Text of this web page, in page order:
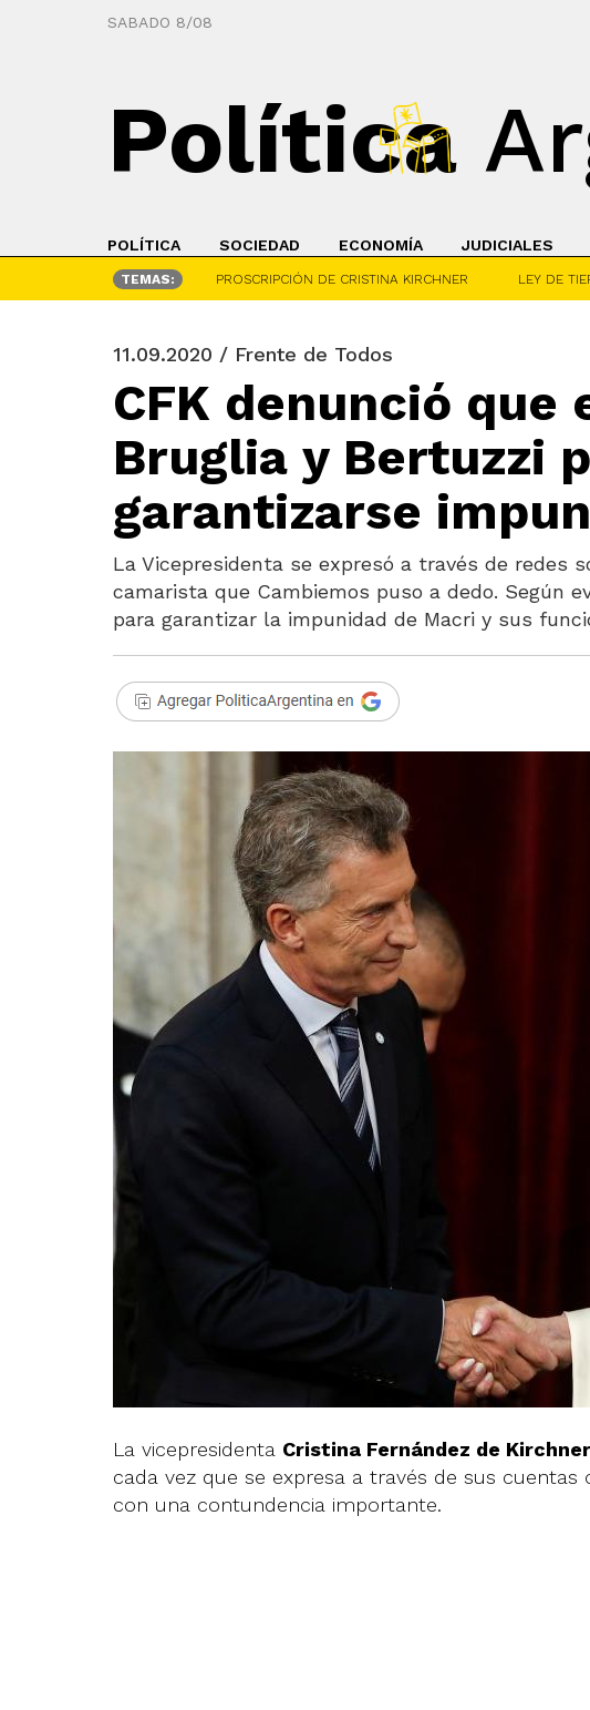
SABADO 8/08
Política
POLÍTICA SOCIEDAD ECONOMÍA JUDICIALES
TEMAS: PROSCRIPCIÓN DE CRISTINA KIRCHNER LEY DE
11.09.2020 / Frente de Todos
CFK denunció
Bruglia y Bertuzzi
garantizarse
La Vicepresidenta se expresó a través de redes
camarista que Cambiemos puso a dedo. Según
para garantizar la impunidad de Macri y sus
La vicepresidenta Cristina Fernández de Kirchner
cada vez que se expresa a través de sus cuentas
con una contundencia importante.